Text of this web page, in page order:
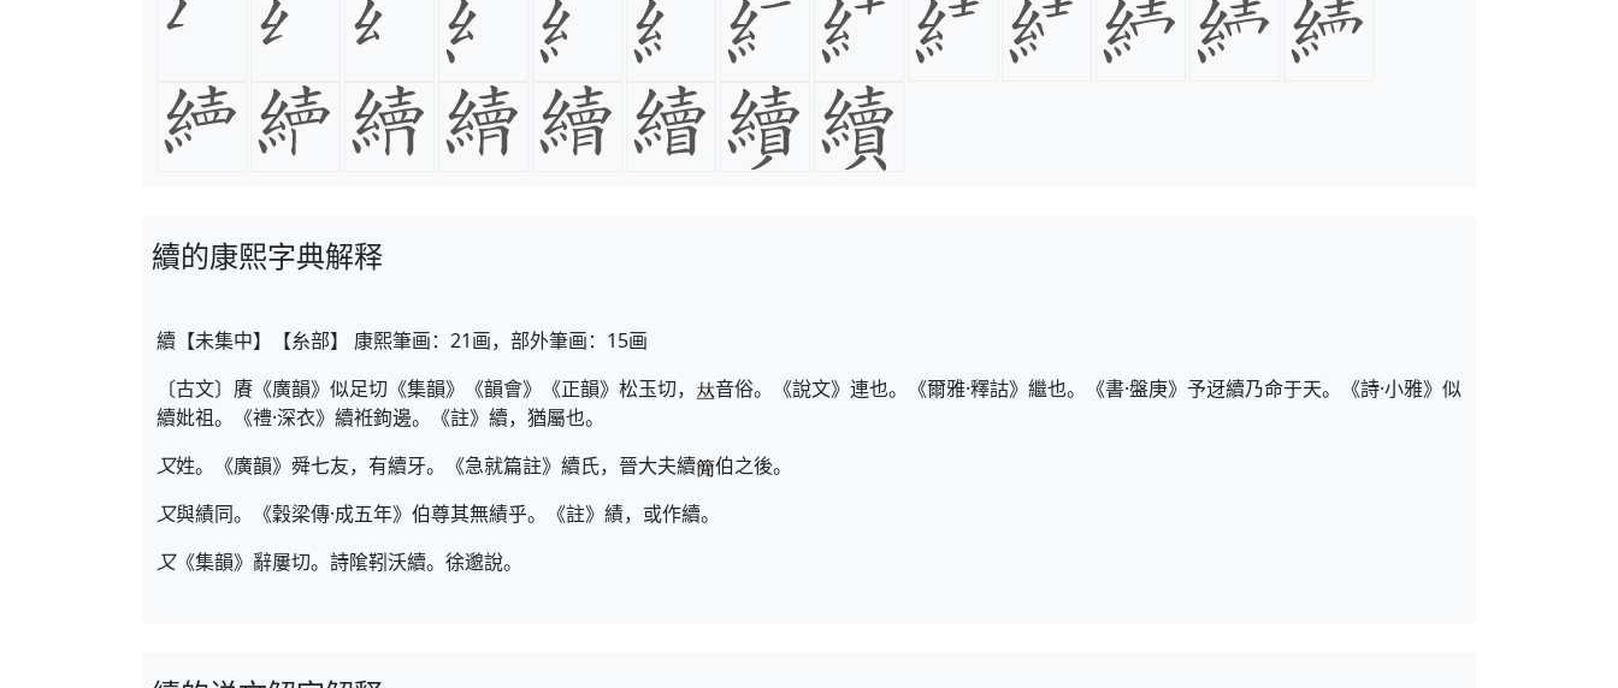
續的康熙字典解释
續【未集中】【糸部】 康熙筆画：21画，部外筆画：15画
〔古文〕賡《廣韻》似足切《集韻》《韻會》《正韻》松玉切，
音俗。《說文》連也。《爾雅·釋詁》繼也。《書·盤庚》予迓續乃命于天。《詩·小雅》似
續妣祖。《禮·深衣》續袵鉤邊。《註》續，猶屬也。
又姓。《廣韻》舜七友，有續牙。《急就篇註》續氏，晉大夫續
伯之後。
又與績同。《穀梁傳·成五年》伯尊其無績乎。《註》績，或作續。
又《集韻》辭屢切。詩隂靷沃續。徐邈說。